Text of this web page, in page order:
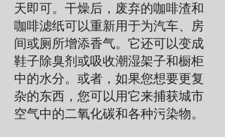
天即可。干燥后，废弃的咖啡渣和
咖啡滤纸可以重新用于为汽车、房
间或厕所增添香气。它还可以变成
鞋子除臭剂或吸收潮湿架子和橱柜
中的水分。或者，如果您想要更复
杂的东西，您可以用它来捕获城市
空气中的二氧化碳和各种污染物。